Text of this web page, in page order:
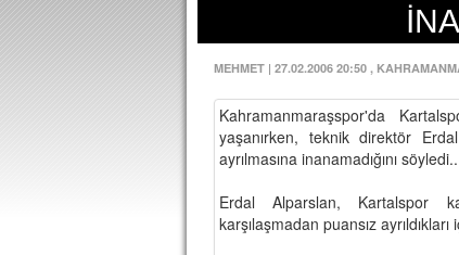
MEHMET | 27.02.2006 20:50 ,
Kahramanmaraşspor'da
yaşanırken, teknik direktör
ayrılmasına inanamadığını söyledi..
Erdal Alparslan, Kartalspor
karşılaşmadan puansız